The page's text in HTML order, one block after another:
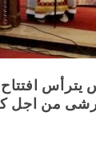
يترأس
من اجل